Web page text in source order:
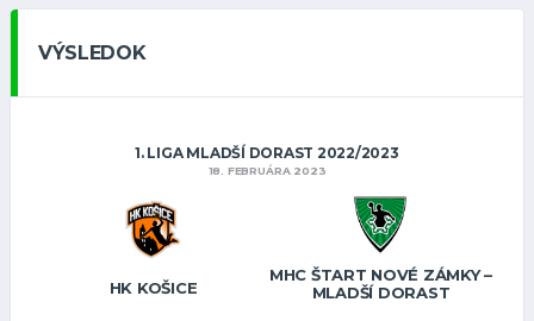
VÝSLEDOK
1. LIGA MLADŠÍ DORAST 2022/2023
18. FEBRUÁRA 2023
HK KOŠICE
MHC ŠTART NOVÉ ZÁMKY –
MLADŠÍ DORAST